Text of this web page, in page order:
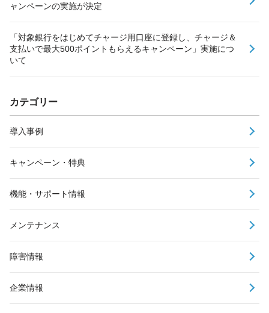
ャンペーンの実施が決定
「対象銀行をはじめてチャージ用口座に登録し、チャージ＆
支払いで最大500ポイントもらえるキャンペーン」実施につ
いて
カテゴリー
導入事例
キャンペーン・特典
機能・サポート情報
メンテナンス
障害情報
企業情報